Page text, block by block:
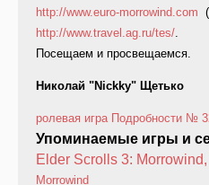
http://www.euro-morrowind.com
http://www.travel.ag.ru/tes/.
Посещаем и просвещаемся.
Николай "Nickky" Щетько
ролевая игра Подробности №
Упоминаемые игры и
Elder Scrolls 3:
Morrowind